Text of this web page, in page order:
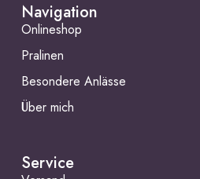
Navigation
Onlineshop
Pralinen
Besondere Anlässe
Über mich
Service